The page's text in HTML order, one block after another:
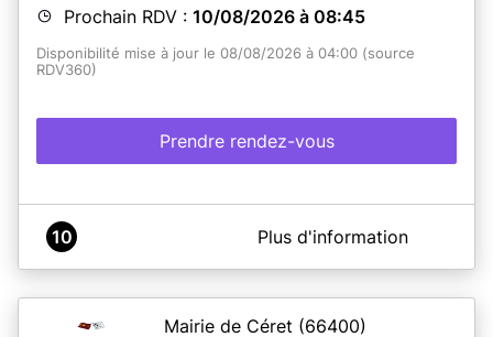
Prochain RDV : 10/08/2026 à 08:45
Disponibilité mise à jour le 08/08/2026 à 04:00 (source
RDV360)
Prendre rendez-vous
A propos de Mairie de POPIAN
En savoir plus
10 Plus d'information
Mairie de Céret (66400)